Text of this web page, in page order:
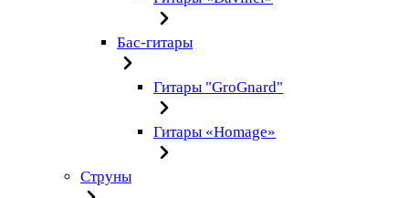
Бас-гитары
Гитары "GroGnard"
Гитары «Homage»
Струны